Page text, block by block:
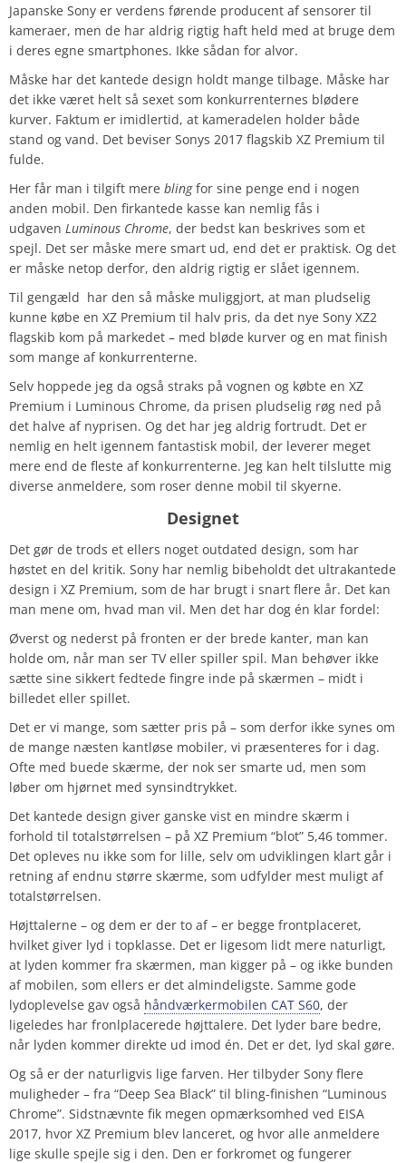
Japanske Sony er verdens førende producent af sensorer til
kameraer, men de har aldrig rigtig haft held med at bruge dem
i deres egne smartphones. Ikke sådan for alvor.
Måske har det kantede design holdt mange tilbage. Måske har
det ikke været helt så sexet som konkurrenternes blødere
kurver. Faktum er imidlertid, at kameradelen holder både
stand og vand. Det beviser Sonys 2017 flagskib XZ Premium til
fulde.
Her får man i tilgift mere blingfor sine penge end i nogen
anden mobil. Den firkantede kasse kan nemlig fås i
udgaven Luminous Chrome, der bedst kan beskrives som et
spejl. Det ser måske mere smart ud, end det er praktisk. Og det
er måske netop derfor, den aldrig rigtig er slået igennem.
Til gengæld har den så måske muliggjort, at man pludselig
kunne købe en XZ Premium til halv pris, da det nye Sony XZ2
flagskib kom på markedet – med bløde kurver og en mat finish
som mange af konkurrenterne.
Selv hoppede jeg da også straks på vognen og købte en XZ
Premium i Luminous Chrome, da prisen pludselig røg ned på
det halve af nyprisen. Og det har jeg aldrig fortrudt. Det er
nemlig en helt igennem fantastisk mobil, der leverer meget
mere end de fleste af konkurrenterne. Jeg kan helt tilslutte mig
diverse anmeldere, som roser denne mobil til skyerne.
Designet
Det gør de trods et ellers noget outdated design, som har
høstet en del kritik. Sony har nemlig bibeholdt det ultrakantede
design i XZ Premium, som de har brugt i snart flere år. Det kan
man mene om, hvad man vil. Men det har dog én klar fordel:
Øverst og nederst på fronten er der brede kanter, man kan
holde om, når man ser TV eller spiller spil. Man behøver ikke
sætte sine sikkert fedtede fingre inde på skærmen – midt i
billedet eller spillet.
Det er vi mange, som sætter pris på – som derfor ikke synes om
de mange næsten kantløse mobiler, vi præsenteres for i dag.
Ofte med buede skærme, der nok ser smarte ud, men som
løber om hjørnet med synsindtrykket.
Det kantede design giver ganske vist en mindre skærm i
forhold til totalstørrelsen – på XZ Premium “blot” 5,46 tommer.
Det opleves nu ikke som for lille, selv om udviklingen klart går i
retning af endnu større skærme, som udfylder mest muligt af
totalstørrelsen.
Højttalerne – og dem er der to af – er begge frontplaceret,
hvilket giver lyd i topklasse. Det er ligesom lidt mere naturligt,
at lyden kommer fra skærmen, man kigger på – og ikke bunden
af mobilen, som ellers er det almindeligste. Samme gode
lydoplevelse gav også håndværkermobilen CAT S60, der
ligeledes har fronlplacerede højttalere. Det lyder bare bedre,
når lyden kommer direkte ud imod én. Det er det, lyd skal gøre.
Og så er der naturligvis lige farven. Her tilbyder Sony flere
muligheder – fra “Deep Sea Black” til bling-finishen “Luminous
Chrome”. Sidstnævnte fik megen opmærksomhed ved EISA
2017, hvor XZ Premium blev lanceret, og hvor alle anmeldere
lige skulle spejle sig i den. Den er forkromet og fungerer